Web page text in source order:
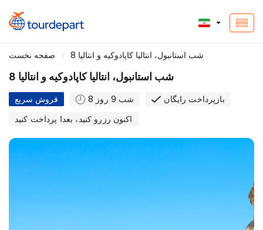
صفحه نخست 8 شب استانبول، انتالیا کاپادوکیه و انتالیا
8 شب استانبول، انتالیا کاپادوکیه و انتالیا
فروش سریع 8 شب 9 روز
بازپرداخت رایگان
اکنون رزرو کنید، بعدا پرداخت کنید